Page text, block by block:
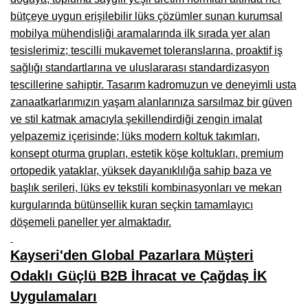
Kars Mobilya İmalatçıları, Mağazaları, Mobilyacılar
Kırşehir Mobilya İmalatçıları, Firmaları, Mobilyacılar
Kütahya Mobilya İmalatçıları, Mağazaları, Mobilyacılar
Malatya Mobilyacılar, Mağazaları, İmalatçıları, Fabrikaları
Sinop Mobilya İmalatçıları, Mağazaları, Mobilyacılar
Tekirdağ Mobilyacılar, Mobilya İmalatçıları, Mağazaları
Muş Mobilya İmalatçıları, Mağazaları, Mobilyacılar
Nevşehir Mobilyacılar, Mobilya İmalatçıları, Mağazaları
Ordu Mobilya Mağazaları, İmalatçıları, Mobilyacılar
Rize Mobilyacılar, Mobilya İmalatçıları, Mağazaları
Sivas Mobilya Fabrikaları, Üreticileri, Mağazaları
Tokat Mobilyacılar, Mobilya Mağazaları, İmalatçıları
bütçeye uygun erişilebilir lüks çözümler sunan kurumsal
mobilya mühendisliği aramalarında ilk sırada yer alan
tesislerimiz; tescilli mukavemet toleranslarına, proaktif iş
sağlığı standartlarına ve uluslararası standardizasyon
tescillerine sahiptir. Tasarım kadromuzun ve deneyimli usta
zanaatkarlarımızın yaşam alanlarınıza sarsılmaz bir güven
ve stil katmak amacıyla şekillendirdiği zengin imalat
yelpazemiz içerisinde; lüks modern koltuk takımları,
konsept oturma grupları, estetik köşe koltukları, premium
ortopedik yataklar, yüksek dayanıklılığa sahip baza ve
başlık serileri, lüks ev tekstili kombinasyonları ve mekan
kurgularında bütünsellik kuran seçkin tamamlayıcı
döşemeli paneller yer almaktadır.
Kayseri'den Global Pazarlara Müşteri
Odaklı Güçlü B2B İhracat ve Çağdaş İK
Uygulamaları